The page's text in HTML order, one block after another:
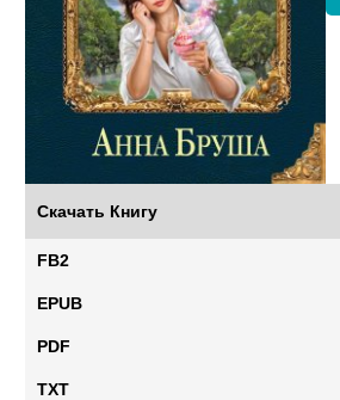
Скачать Книгу
FB2
EPUB
PDF
TXT